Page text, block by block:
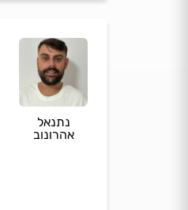
נתנאל
אהרונוב